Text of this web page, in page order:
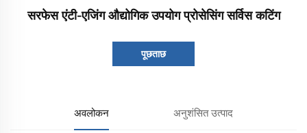
सरफेस एंटी-एजिंग औद्योगिक उपयोग प्रोसेसिंग सर्विस कटिंग
पूछताछ
अवलोकन अनुशंसित उत्पाद